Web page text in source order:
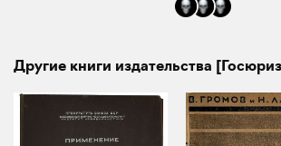
Другие книги издательства